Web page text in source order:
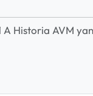
Historia AVM